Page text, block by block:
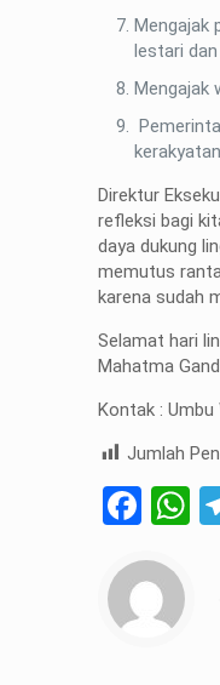
Mengajak
lestari
Mengajak
Direktur
refleksi bagi
daya dukung
memutus
karena sudah
Selamat hari
Mahatma
Kontak : Umbu
Jumlah